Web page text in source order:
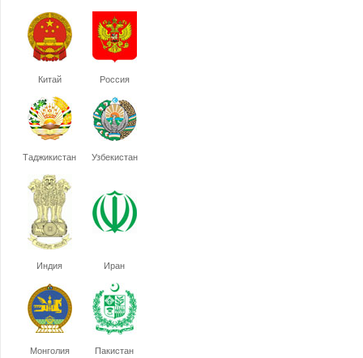
Китай Россия
Таджикистан Узбекистан
Индия Иран
Монголия Пакистан